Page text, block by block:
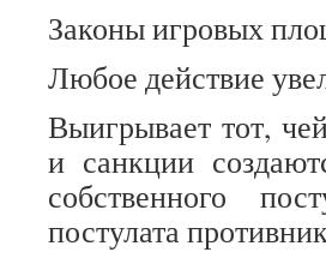
Законы игровых
Любое действие
Выигрывает тот,
и санкции
собственного
постулата